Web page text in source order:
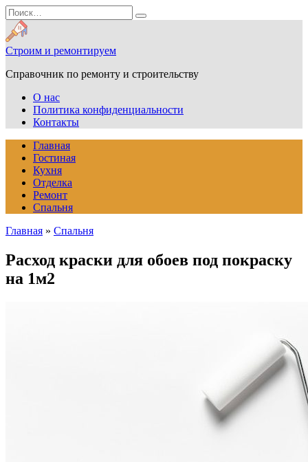
Перейти
к
содержанию
Search
for:
Строим и ремонтируем
Справочник по ремонту и строительству
О нас
Политика конфиденциальности
Контакты
Главная
Гостиная
Кухня
Отделка
Ремонт
Спальня
Главная » Спальня
Расход краски для обоев под покраску
на 1м2